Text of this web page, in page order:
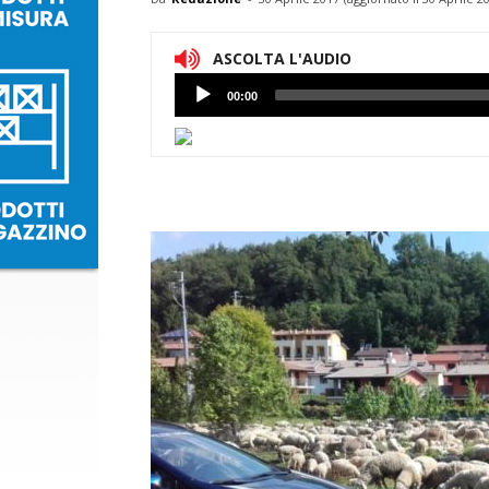
ASCOLTA L'AUDIO
Lettore
Audio
00:00